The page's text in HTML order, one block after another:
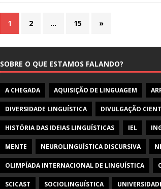
k
1 2 … 15 »
SOBRE O QUE ESTAMOS FALANDO?
A CHEGADA AQUISIÇÃO DE LINGUAGEM
DIVERSIDADE LINGUÍSTICA DIVULGAÇÃO
HISTÓRIA DAS IDEIAS LINGUÍSTICAS IEL
MENTE NEUROLINGUÍSTICA DISCURSIVA
OLIMPÍADA INTERNACIONAL DE LINGUÍSTICA
SCICAST SOCIOLINGUÍSTICA